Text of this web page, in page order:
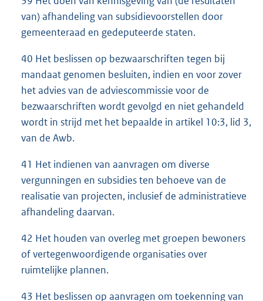
van) afhandeling van subsidievoorstellen door
gemeenteraad en gedeputeerde staten.
40 Het beslissen op bezwaarschriften tegen bij
mandaat genomen besluiten, indien en voor zover
het advies van de adviescommissie voor de
bezwaarschriften wordt gevolgd en niet gehandeld
wordt in strijd met het bepaalde in artikel 10:3, lid 3,
van de Awb.
41 Het indienen van aanvragen om diverse
vergunningen en subsidies ten behoeve van de
realisatie van projecten, inclusief de administratieve
afhandeling daarvan.
42 Het houden van overleg met groepen bewoners
of vertegenwoordigende organisaties over
ruimtelijke plannen.
43 Het beslissen op aanvragen om toekenning van